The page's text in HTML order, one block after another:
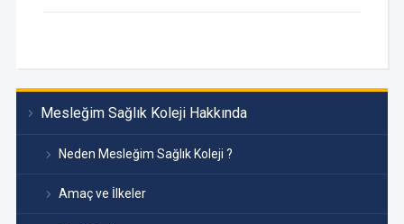
Mesleğim Sağlık Koleji Hakkında
Neden Mesleğim Sağlık Koleji ?
Amaç ve İlkeler